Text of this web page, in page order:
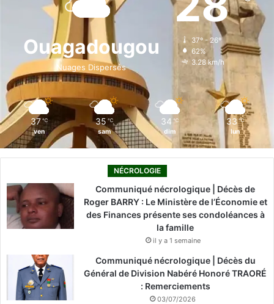
b
o
k
i
n
a
g
r
o
k
Ouagadougou
Nuages Dispersés
37º - 26º
62%
3.28 km/h
37 ℃
ven
35 ℃
sam
34 ℃
dim
33 ℃
lun
NÉCROLOGIE
Communiqué nécrologique | Décès de
Roger BARRY : Le Ministère de l’Économie et
des Finances présente ses condoléances à
la famille
il y a 1 semaine
Communiqué nécrologique | Décès du
Général de Division Nabéré Honoré TRAORÉ
: Remerciements
03/07/2026